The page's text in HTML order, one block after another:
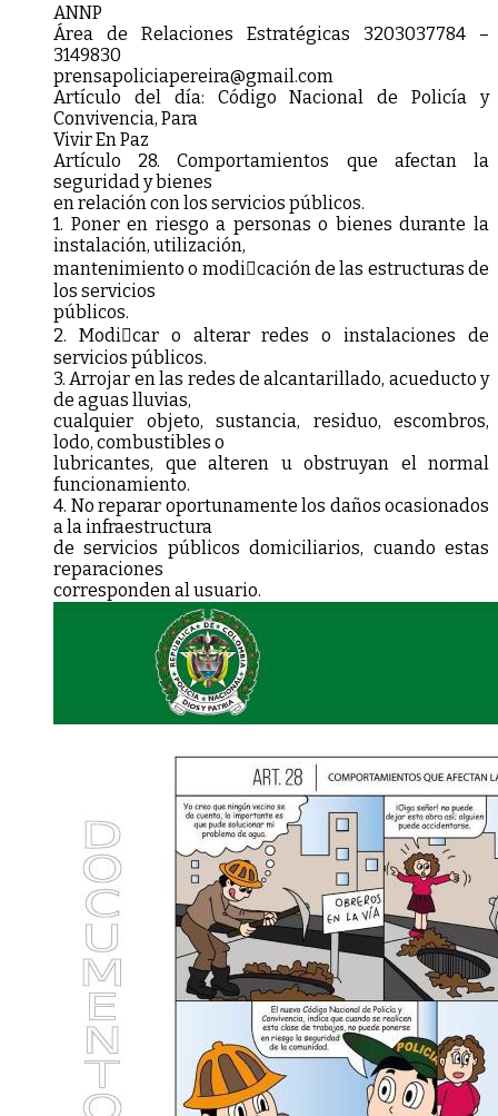
ANNP
Área de Relaciones Estratégicas 3203037784 –
3149830
prensapoliciapereira@gmail.com
Artículo del día: Código Nacional de Policía y
Convivencia, Para
Vivir En Paz
Artículo 28. Comportamientos que afectan la
seguridad y bienes
en relación con los servicios públicos.
1. Poner en riesgo a personas o bienes durante la
instalación, utilización,
mantenimiento o modicación de las estructuras de
los servicios
públicos.
2. Modicar o alterar redes o instalaciones de
servicios públicos.
3. Arrojar en las redes de alcantarillado, acueducto y
de aguas lluvias,
cualquier objeto, sustancia, residuo, escombros,
lodo, combustibles o
lubricantes, que alteren u obstruyan el normal
funcionamiento.
4. No reparar oportunamente los daños ocasionados
a la infraestructura
de servicios públicos domiciliarios, cuando estas
reparaciones
corresponden al usuario.